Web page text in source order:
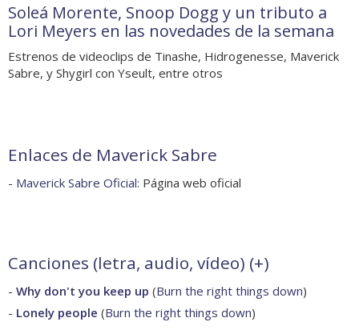
Soleá Morente, Snoop Dogg y un tributo a
Lori Meyers en las novedades de la semana
Estrenos de videoclips de Tinashe, Hidrogenesse, Maverick
Sabre, y Shygirl con Yseult, entre otros
Enlaces de Maverick Sabre
- Maverick Sabre Oficial: Página web oficial
Canciones (letra, audio, vídeo) (+)
- Why don't you keep up (Burn the right things down)
- Lonely people (Burn the right things down)